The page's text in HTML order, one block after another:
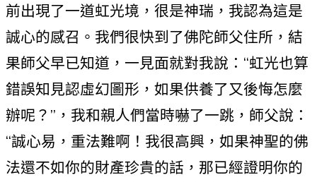
前出現了一道虹光境，很是神瑞，我認為這是
誠心的感召。我們很快到了佛陀師父住所，結
果師父早已知道，一見面就對我說：“虹光也算
錯誤知見認虛幻圖形，如果供養了又後悔怎麼
辦呢？”，我和親人們當時嚇了一跳，師父說：
“誠心易，重法難啊！我很高興，如果神聖的佛
法還不如你的財產珍貴的話，那已經證明你的